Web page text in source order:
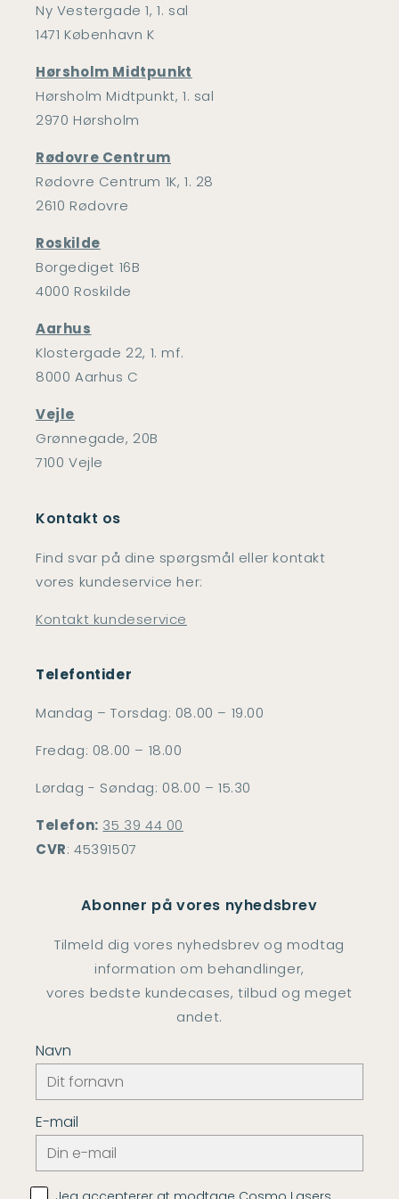
Ny Vestergade 1, 1. sal
1471 København K
Hørsholm Midtpunkt
Hørsholm Midtpunkt, 1. sal
2970 Hørsholm
Rødovre Centrum
Rødovre Centrum 1K, 1. 28
2610 Rødovre
Roskilde
Borgediget 16B
4000 Roskilde
Aarhus
Klostergade 22, 1. mf.
8000 Aarhus C
Vejle
Grønnegade, 20B
7100 Vejle
Kontakt os
Find svar på dine spørgsmål eller kontakt
vores kundeservice her:
Kontakt kundeservice
Telefontider
Mandag – Torsdag: 08.00 – 19.00
Fredag: 08.00 – 18.00
Lørdag - Søndag: 08.00 – 15.30
Telefon: 35 39 44 00
CVR: 45391507
Abonner på vores nyhedsbrev
Tilmeld dig vores nyhedsbrev og modtag
information om behandlinger,
vores bedste kundecases, tilbud og meget
andet.
Navn
E-mail